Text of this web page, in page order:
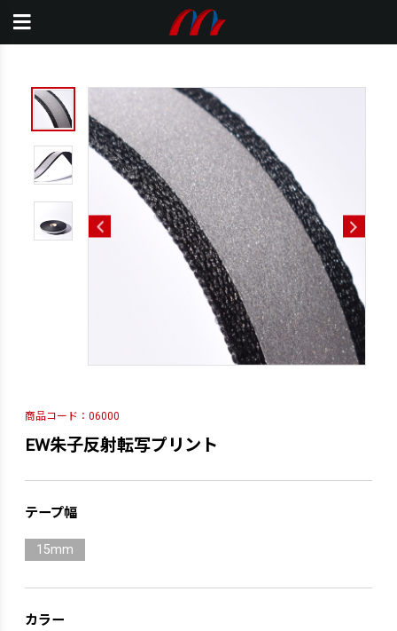
商品コード：06000
EW朱子反射転写プリント
テープ幅
15mm
カラー